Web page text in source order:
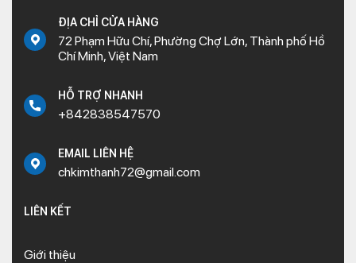
ĐỊA CHỈ CỬA HÀNG
72 Phạm Hữu Chí, Phường Chợ Lớn, Thành phố Hồ
Chí Minh, Việt Nam
HỖ TRỢ NHANH
+842838547570
EMAIL LIÊN HỆ
chkimthanh72@gmail.com
LIÊN KẾT
Giới thiệu